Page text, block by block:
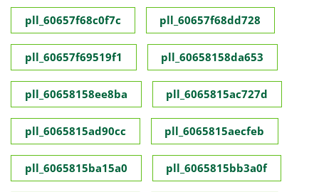
pll_60657f68c0f7c pll_60657f68dd728
pll_60657f69519f1 pll_60658158da653
pll_60658158ee8ba pll_6065815ac727d
pll_6065815ad90cc pll_6065815aecfeb
pll_6065815ba15a0 pll_6065815bb3a0f